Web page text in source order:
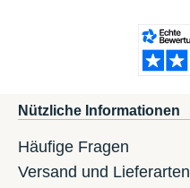
Nützliche Informationen
Häufige Fragen
Versand und Lieferarten